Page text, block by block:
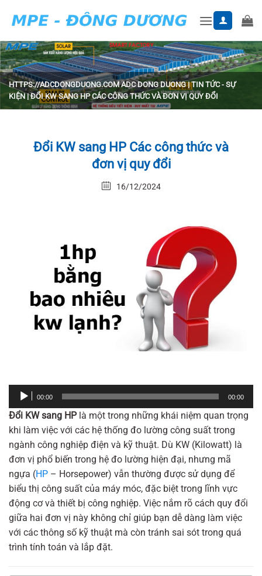
HTTPS://ADCDONGDUONG.COM ADC DONG DUONG|TIN TỨC - SỰ
KIỆN|ĐỔI KW SANG HP CÁC CÔNG THỨC VÀ ĐƠN VỊ QUY ĐỔI
Đổi KW sang HP Các công thức và
đơn vị quy đổi
16/12/2024
Trình
phát
âm
thanh
00:00 00:00
Đổi KW sang HPlà một trong những khái niệm quan trọng
khi làm việc với các hệ thống đo lường công suất trong
ngành công nghiệp điện và kỹ thuật. Dù KW (Kilowatt) là
đơn vị phổ biến trong hệ đo lường hiện đại, nhưng mã
ngựa (HP – Horsepower) vẫn thường được sử dụng để
biểu thị công suất của máy móc, đặc biệt trong lĩnh vực
động cơ và thiết bị công nghiệp. Việc nắm rõ cách quy đổi
giữa hai đơn vị này không chỉ giúp bạn dễ dàng làm việc
với các thông số kỹ thuật mà còn tránh sai sót trong quá
trình tính toán và lắp đặt.